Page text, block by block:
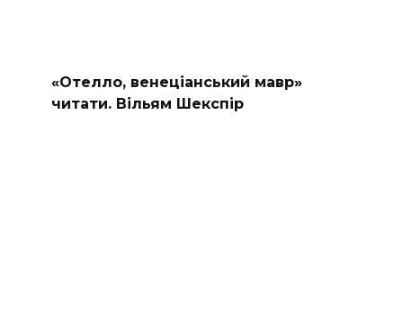
«Отелло, венеціанський мавр»
читати. Вільям Шекспір